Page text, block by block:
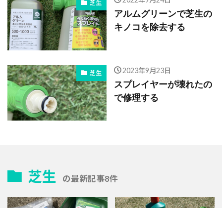
芝生
アルムグリーンで芝生の
キノコを除去する
芝生 2023年9月23日
スプレイヤーが壊れたの
で修理する
芝生 の最新記事8件